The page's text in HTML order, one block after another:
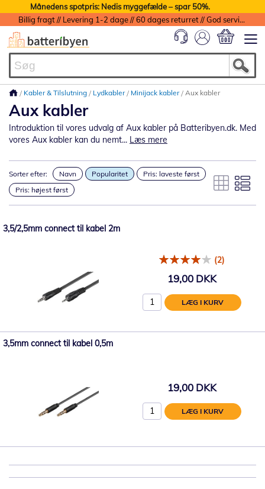
Månedens spotpris: Nedis myggefælde – spar 50%.
Billig fragt // Levering 1-2 dage // 60 dages returret // God service med garanti
Kabler & Tilslutning Lydkabler Minijack kabler Aux kabler
Aux kabler
Introduktion til vores udvalg af Aux kabler på Batteribyen.dk. Med
vores Aux kabler kan du nemt... Læs mere
Sorter efter: Navn Popularitet
Pris: laveste først
Pris: højest først
3,5/2,5mm connect til kabel 2m
(2)
19,00 DKK
LÆG I KURV
3,5mm connect til kabel 0,5m
19,00 DKK
LÆG I KURV